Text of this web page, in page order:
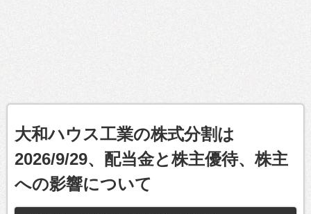
大和ハウス工業の株式分割は
2026/9/29、配当金と株主優待、株主
への影響について